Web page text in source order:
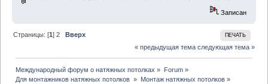
Записан
ПЕЧАТЬ
Страницы: [1]2
Вверх
« предыдущая тема следующая тема »
Международный форум о натяжных потолках » Forum»
Для монтажников натяжных потолков » Монтаж натяжных потолков»